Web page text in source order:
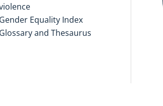
Gender Equality Index
Glossary and Thesaurus